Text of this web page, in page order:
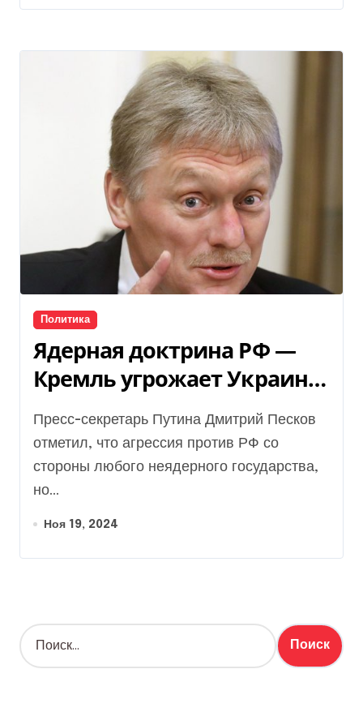
Политика
Ядерная доктрина РФ —
Кремль угрожает Украине
и Западу
Пресс-секретарь Путина Дмитрий Песков
отметил, что агрессия против РФ со
стороны любого неядерного государства,
но...
Ноя 19, 2024
Н
а